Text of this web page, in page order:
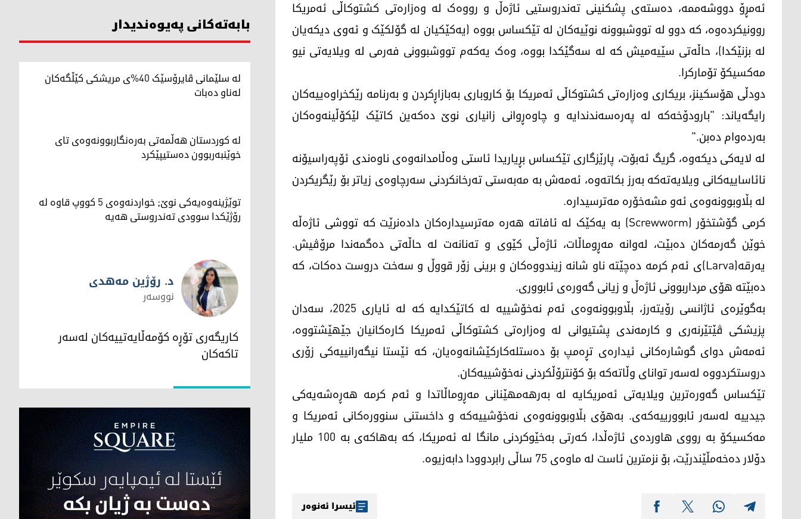
ئەمڕۆ دووشەممە، دەستەی پشکنینی تەندروستیی ئاژەڵ و رووەک لە وەزارەتی کشتوکاڵی ئەمریکا
روونیکردەوە، کە دوو لە تووشبوونە نوێیەکان لە تێکساس بووە (یەکێکیان لە گۆلکێک و ئەوی دیکەیان
لە بزنێکدا)، حاڵەتی سێیەمیش کە لە سەگێکدا بووە، وەک یەکەم تووشبوونی فەرمی لە ویلایەتی نیو
مەکسیکۆ تۆمارکرا.
دودڵی هۆسکینز، بریکاری وەزارەتی کشتوکاڵی ئەمریکا بۆ کاروباری بەبازاڕکردن و بەرنامە رێکخراوەییەکان
رایگەیاند: "بارودۆخەکە لە پەرەسەندندایە و چاوەڕوانی زانیاری نوێ دەکەین کاتێک لێکۆڵینەوەکان
بەردەوام دەبن."
لە لایەکی دیکەوە، گریگ ئەبۆت، پارێزگاری تێکساس بڕیاریدا ئاستی وەڵامدانەوەی ناوەندی ئۆپەراسیۆنە
نائاساییەکانی ویلایەتەکە بەرز بکاتەوە، ئەمەش بە مەبەستی تەرخانکردنی سەرچاوەی زیاتر بۆ رێگریکردن
لە بڵاوبوونەوەی ئەو مشەخۆرە مەترسیدارە.
کرمی گۆشتخۆر (Screwworm) بە یەکێک لە ئافاتە هەرە مەترسیدارەکان دادەنرێت کە تووشی ئاژەڵە
خوێن گەرمەکان دەبێت، لەوانە مەڕوماڵات، ئاژەڵی کێوی و تەنانەت لە حاڵەتی دەگمەندا مرۆڤیش.
یەرقە(Larva)ی ئەم کرمە دەچێتە ناو شانە زیندووەکان و برینی زۆر قووڵ و سەخت دروست دەکات، کە
دەبێتە هۆی مرداربوونی ئاژەڵ و زیانی گەورەی ئابووری.
بەگوێرەی ئاژانسی رۆیتەرز، بڵاوبوونەوەی ئەم نەخۆشییە لە کاتێکدایە کە لە ئایاری 2025، سەدان
پزیشکی ڤێتێرنەری و کارمەندی پشتیوانی لە وەزارەتی کشتوکاڵی ئەمریکا کارەکانیان جێهێشتووە،
ئەمەش دوای گوشارەکانی ئیدارەی تڕەمپ بۆ دەستلەکارکێشانەوەیان، کە ئێستا نیگەرانییەکی زۆری
دروستکردووە لەسەر توانای وڵاتەکە بۆ کۆنترۆڵکردنی نەخۆشییەکان.
تێکساس گەورەترین ویلایەتی ئەمریکایە لە بەرهەمهێنانی مەڕوماڵاتدا و ئەم کرمە هەڕەشەیەکی
جیدییە لەسەر ئابوورییەکەی. بەهۆی بڵاوبوونەوەی نەخۆشییەکە و داخستنی سنوورەکانی ئەمریکا و
مەکسیکۆ بە رووی هاوردەی ئاژەڵدا، کەرتی بەخێوکردنی مانگا لە ئەمریکا، کە بەهاکەی بە 100 ملیار
دۆلار دەخەمڵێندرێت، بۆ نزمترین ئاست لە ماوەی 75 ساڵی رابردوودا دابەزیوە.
ئیسرا ئەنوەر
بابەتەکانی پەیوەندیدار
لە سلێمانی ڤایرۆسێک 40%ی مریشکی کێڵگەکان
لەناو دەبات
لە کوردستان هەڵمەتی بەرەنگاربوونەوەی تای
خوێنبەربوون دەستیپێکرد
توێژینەوەیەکی نوێ; خواردنەوەی 5 کووپ قاوە لە
رۆژێکدا سوودی تەندروستی هەیە
د. رۆژین مەهدی
د. رۆژین مەهدی
نووسەر
کاریگەری تۆڕە کۆمەڵایەتییەکان لەسەر
تاکەکان